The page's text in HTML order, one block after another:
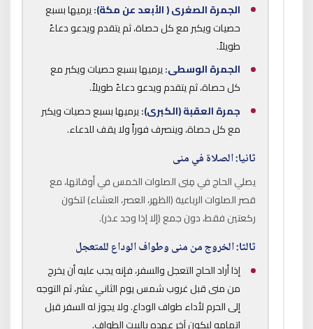
الجمرة الصغرى ( الأبعد عن مكة):يرميها بسبع
حصيات ويكبر مع كل حصاة، ثم يتقدم ويدعو دعاءً
طويلاً.
الجمرة الوسطى:يرميها بسبع حصيات ويكبر مع
كل حصاة، ثم يتقدم ويدعو دعاءً طويلاً.
جمرة العقبة (الكبرى):يرميها بسبع حصيات ويكبر
مع كل حصاة، وينصرف فوراً ولا يقف للدعاء.
ثانيا: الصلاة في منى
يصلي الحاج في مِنى الصلوات الخمس في أوقاتها، مع
قصر الصلوات الرباعية (الظهر، العصر، العشاء) لتكون
ركعتين فقط، دون جمع (إلا إذا وجد عذر).
ثالثا: الخروج من منى وطواف الوداع للمتعجل
إذا أراد الحاج التعجل والسفر، فإنه يجب عليه أن يخرج
من منى قبل غروب شمس يوم الثاني عشر، ثم التوجه
إلى الحرم لأداء طواف الوداع. ولا يجوز له السفر قبل
إتمامه ليكون آخر عهده بالبيت الطواف.